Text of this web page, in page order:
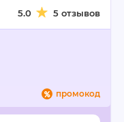
5.0 5 отзывов
промокод